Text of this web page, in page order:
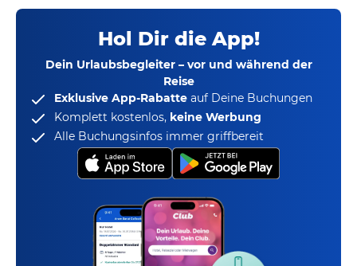
Hol Dir die App!
Dein Urlaubsbegleiter – vor und während der
Reise
Exklusive App-Rabatte auf Deine Buchungen
Komplett kostenlos, keine Werbung
Alle Buchungsinfos immer griffbereit